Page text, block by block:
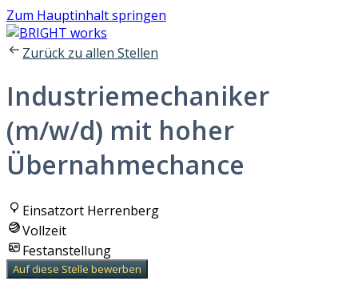
Zum Hauptinhalt springen
Zurück zu allen Stellen
Industriemechaniker
(m/w/d) mit hoher
Übernahmechance
Einsatzort Herrenberg
Vollzeit
Festanstellung
Auf diese Stelle bewerben